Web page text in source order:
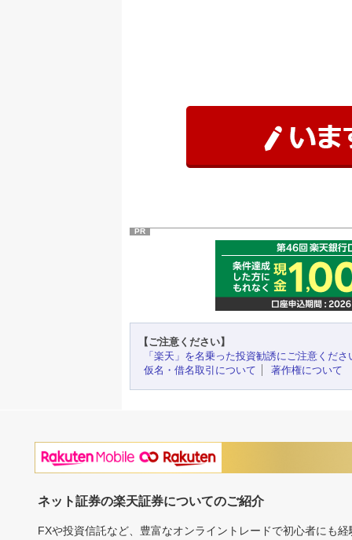
PR
【ご注意ください】
「楽天」を名乗った投資勧誘にご注意くださ
仮名・借名取引について
著作権について
ネット証券の楽天証券についてのご紹介
FXや投資信託など、豊富なオンライントレードで初心者にも